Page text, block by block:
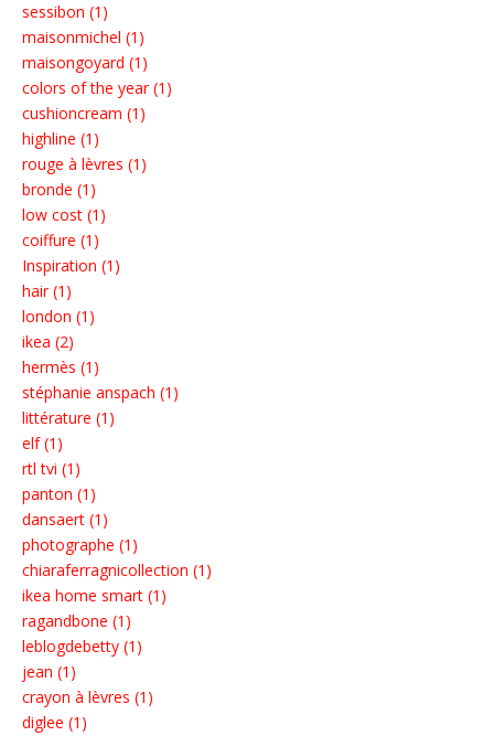
sessibon (1)
maisonmichel (1)
maisongoyard (1)
colors of the year (1)
cushioncream (1)
highline (1)
rouge à lèvres (1)
bronde (1)
low cost (1)
coiffure (1)
Inspiration (1)
hair (1)
london (1)
ikea (2)
hermès (1)
stéphanie anspach (1)
littérature (1)
elf (1)
rtl tvi (1)
panton (1)
dansaert (1)
photographe (1)
chiaraferragnicollection (1)
ikea home smart (1)
ragandbone (1)
leblogdebetty (1)
jean (1)
crayon à lèvres (1)
diglee (1)